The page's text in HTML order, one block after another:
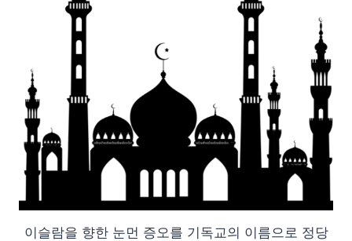
이슬람을 향한 눈먼 증오를 기독교의 이름으로 정당